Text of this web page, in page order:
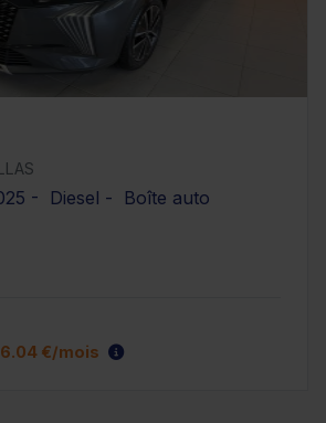
- Diesel - Boîte auto
€/mois